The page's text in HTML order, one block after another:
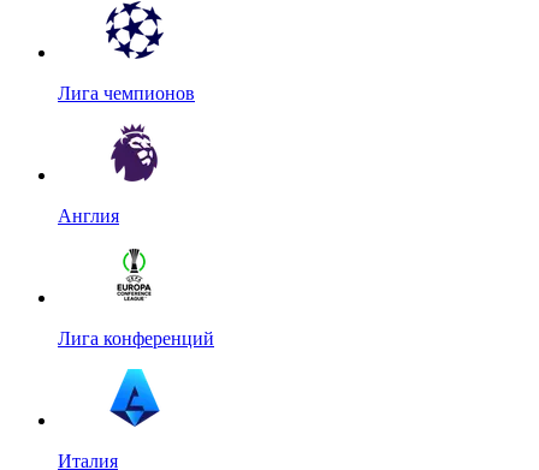
Лига чемпионов
Англия
Лига конференций
Италия